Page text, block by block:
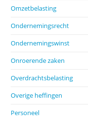
Omzetbelasting
Ondernemingsrecht
Ondernemingswinst
Onroerende zaken
Overdrachtsbelasting
Overige heffingen
Personeel